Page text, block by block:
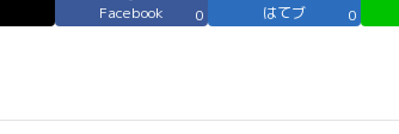
Facebook 0 はてブ 0